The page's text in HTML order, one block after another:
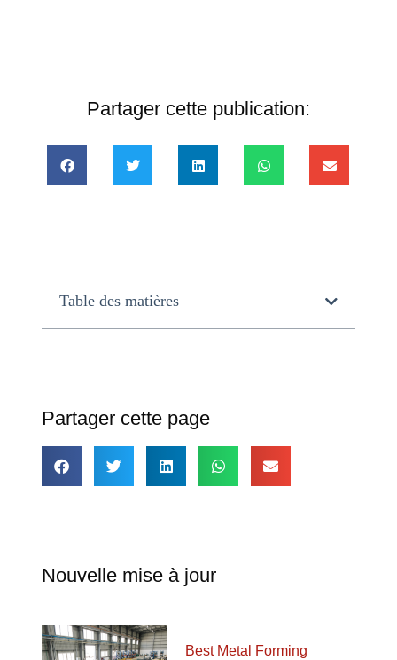
Partager cette publication:
Table des matières
Partager cette page
Nouvelle mise à jour
Best Metal Forming